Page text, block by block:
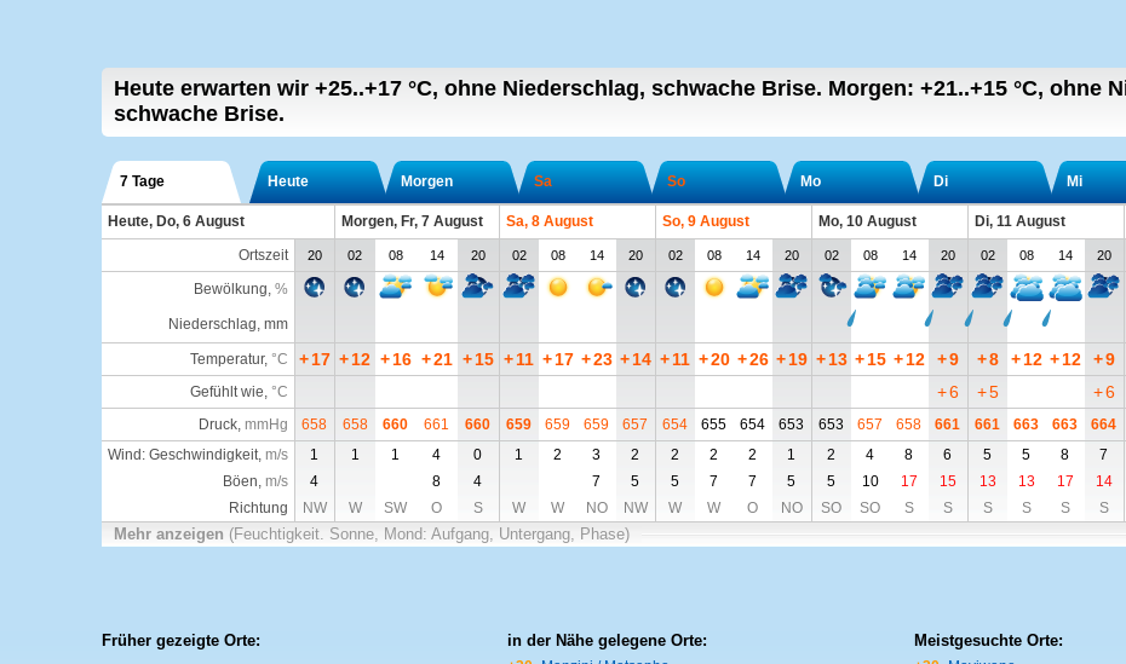
Heute erwarten wir +25..+17 °C, ohne Niederschlag, schwache Brise. Morgen: +21..+15 °C, ohne
schwache Brise.
7 Tage Heute Morgen Sa So Mo Di Mi
Heute, Do, 6 August Morgen, Fr, 7 August Sa, 8 August So, 9 August Mo, 10 August Di, 11 August
Ortszeit
20 02 08 14 20 02 08 14 20 02 08 14 20 02 08 14 20 02 08 14 20
Bewölkung, %
Niederschlag, mm
Temperatur, °C + 17 +12 + 16 +21 + 15 +11 + 17 +23 + 14 +11 +20 +26 + 19 + 13 + 15 + 12 +9 +8 + 12 + 12 +9
Gefühlt wie, °C +6 +5 +6
Druck, mmHg 658 658 660 661 660 659 659 659 657 654 655 654 653 653 657 658 661 661 663 663 664
Wind: Geschwindigkeit, m/s 1 1 1 4 0 1 2 3 2 2 2 2 1 2 4 8 6 5 5 8 7
Böen, m/s 4 8 4 7 5 5 7 7 5 5 10 17 15 13 13 17 14
Richtung
NW W SW O S W W NO NW W W O NO SO SO S S S S S S
Mehr anzeigen (Feuchtigkeit. Sonne, Mond: Aufgang, Untergang, Phase)
Früher gezeigte Orte: in der Nähe gelegene Orte: Meistgesuchte Orte: